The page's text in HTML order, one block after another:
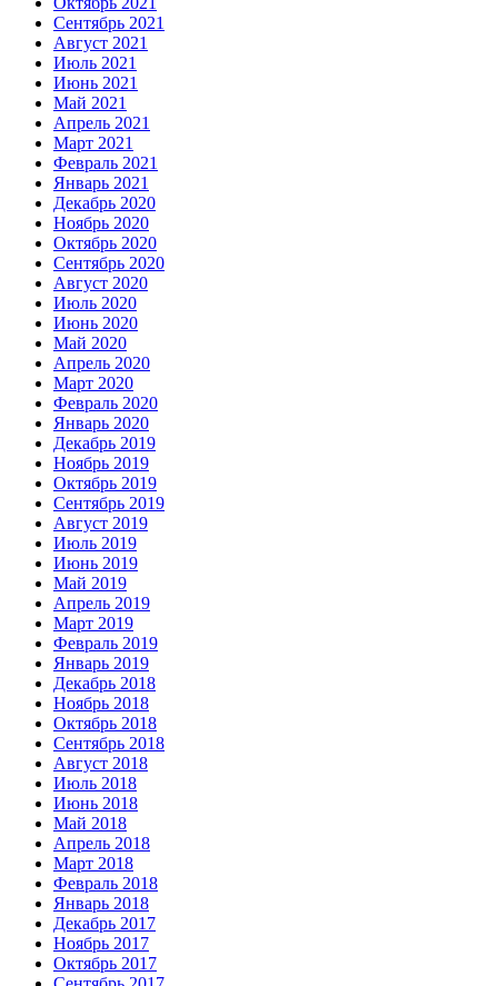
Сентябрь 2021
Август 2021
Июль 2021
Июнь 2021
Май 2021
Апрель 2021
Март 2021
Февраль 2021
Январь 2021
Декабрь 2020
Ноябрь 2020
Октябрь 2020
Сентябрь 2020
Август 2020
Июль 2020
Июнь 2020
Май 2020
Апрель 2020
Март 2020
Февраль 2020
Январь 2020
Декабрь 2019
Ноябрь 2019
Октябрь 2019
Сентябрь 2019
Август 2019
Июль 2019
Июнь 2019
Май 2019
Апрель 2019
Март 2019
Февраль 2019
Январь 2019
Декабрь 2018
Ноябрь 2018
Октябрь 2018
Сентябрь 2018
Август 2018
Июль 2018
Июнь 2018
Май 2018
Апрель 2018
Март 2018
Февраль 2018
Январь 2018
Декабрь 2017
Ноябрь 2017
Октябрь 2017